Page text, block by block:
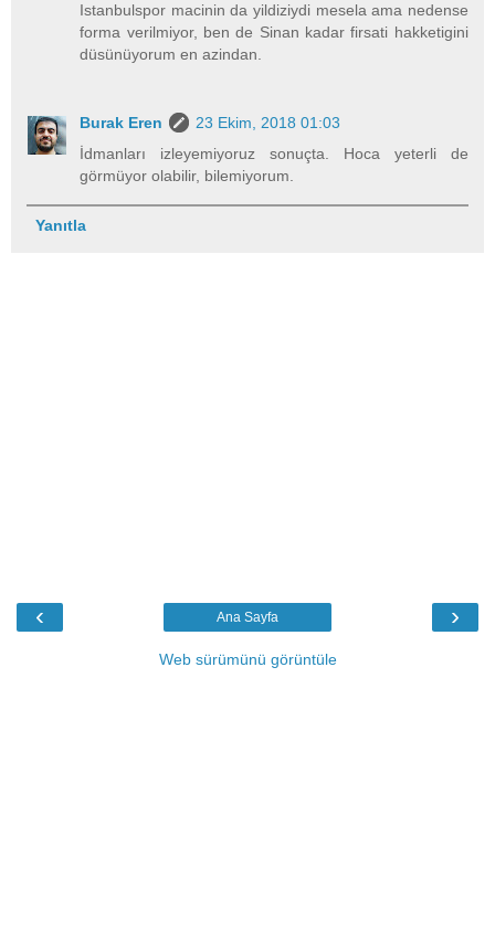
Istanbulspor macinin da yildiziydi mesela ama nedense
forma verilmiyor, ben de Sinan kadar firsati hakketigini
düsünüyorum en azindan.
Burak Eren
23 Ekim, 2018 01:03
İdmanları izleyemiyoruz sonuçta. Hoca yeterli de
görmüyor olabilir, bilemiyorum.
Yanıtla
‹ ›
Ana Sayfa
Web sürümünü görüntüle